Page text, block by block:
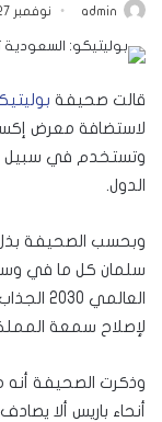
admin نوفمبر 27, 2023
قالت صحيفة
وتستخدم في سبيل
الدول.
وبحسب الصحيفة
سلمان كل ما في
لإصلاح سمعة
وذكرت الصحيفة
أنحاء باريس ألا